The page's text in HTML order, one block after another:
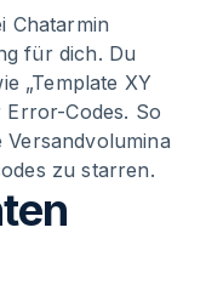
Chatarmin
für dich. Du
„Template XY
Codes. So
Versandvolumina
zu starren.